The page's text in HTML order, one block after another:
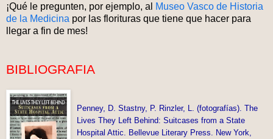
¡Qué le pregunten, por ejemplo, al
Museo Vasco de Historia
de la Medicina por las florituras que tiene que hacer para
llegar a fin de mes!
BIBLIOGRAFIA
Penney, D. Stastny, P. Rinzler, L. (fotografías). The
Lives They Left Behind: Suitcases from a State
Hospital Attic. Bellevue Literary Press. New York,